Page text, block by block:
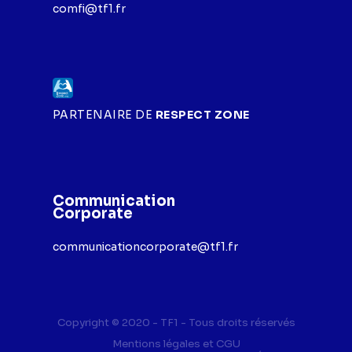
comfi@tf1.fr
Copyright © 2020 - TF1 - Tous droits réservés
Mentions légales et CGU
PARTENAIRE DE RESPECT ZONE
Communication
Corporate
communicationcorporate@tf1.fr